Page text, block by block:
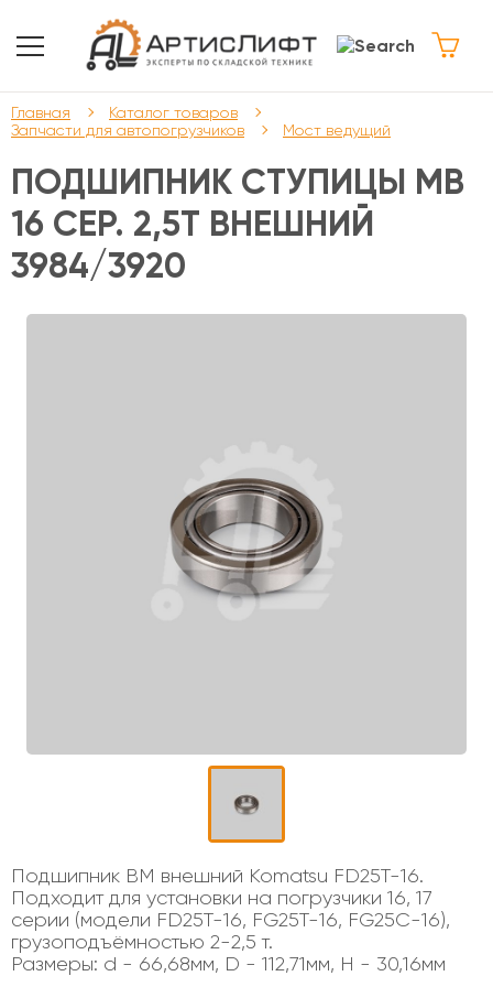
Главная
Каталог товаров
Запчасти для автопогрузчиков
Мост ведущий
ПОДШИПНИК СТУПИЦЫ МВ
16 СЕР. 2,5Т ВНЕШНИЙ
3984/3920
Подшипник ВМ внешний Komatsu FD25T-16.
Подходит для установки на погрузчики 16, 17
серии (модели FD25T-16, FG25T-16, FG25C-16),
грузоподъёмностью 2-2,5 т.
Размеры: d - 66,68мм, D - 112,71мм, H - 30,16мм